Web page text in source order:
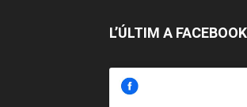
L’ÚLTIM A FACEBOOK